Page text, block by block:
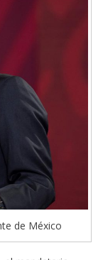
de México